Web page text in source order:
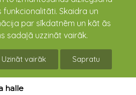
Skaidra un
par sīkdatnēm un kāt ās
sadaļā uzzināt vairāk.
Uzināt vairāk Sapratu
Kandavā
halle